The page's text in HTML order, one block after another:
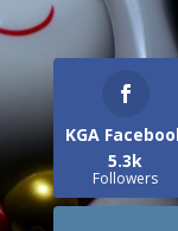
KGA
5.3k
Followers